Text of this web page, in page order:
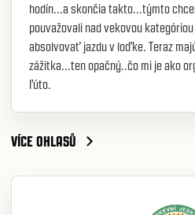
hodín...a skončia takto...týmto
pouvažovali nad vekovou
absolvovať jazdu v loďke. Teraz
zážitka...ten opačný..čo mi je ako
ľúto.
VÍCE OHLASŮ